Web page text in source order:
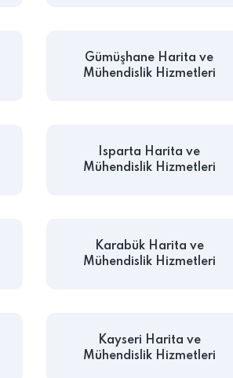
Gümüşhane Harita ve
Mühendislik Hizmetleri
Isparta Harita ve
Mühendislik Hizmetleri
Karabük Harita ve
Mühendislik Hizmetleri
Kayseri Harita ve
Mühendislik Hizmetleri